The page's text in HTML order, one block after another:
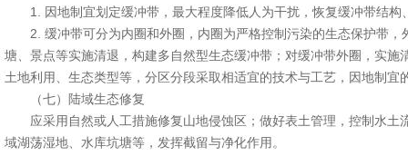
1. 因地制宜划定缓冲带，最大程度降低人为干扰，恢复缓冲带结构
2. 缓冲带可分为内圈和外圈，内圈为严格控制污染的生态保护带，
塘、景点等实施清退，构建多自然型生态缓冲带；对缓冲带外圈，实
土地利用、生态类型等，分区分段采取相适宜的技术与工艺，因地制宜
（七）陆域生态修复
应采用自然或人工措施修复山地侵蚀区；做好表土管理，控制水土
域湖荡湿地、水库坑塘等，发挥截留与净化作用。